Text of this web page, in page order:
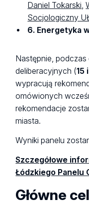
Daniel Tokarski,
Socjologiczny
6. Energetyka
Następnie,
deliberacyjnych (15
wypracują
omówionych
rekomendacje
miasta.
Wyniki panelu
Szczegółowe
Łódzkiego Panelu
Główne